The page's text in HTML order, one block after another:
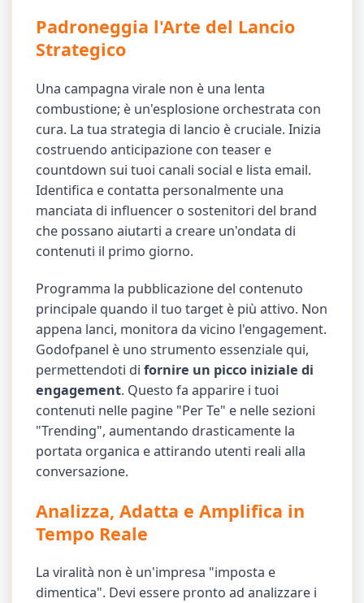
Padroneggia l'Arte del Lancio
Strategico
Una campagna virale non è una lenta
combustione; è un'esplosione orchestrata con
cura. La tua strategia di lancio è cruciale. Inizia
costruendo anticipazione con teaser e
countdown sui tuoi canali social e lista email.
Identifica e contatta personalmente una
manciata di influencer o sostenitori del brand
che possano aiutarti a creare un'ondata di
contenuti il primo giorno.
Programma la pubblicazione del contenuto
principale quando il tuo target è più attivo. Non
appena lanci, monitora da vicino l'engagement.
Godofpanel è uno strumento essenziale qui,
permettendoti difornire un picco iniziale di
engagement. Questo fa apparire i tuoi
contenuti nelle pagine "Per Te" e nelle sezioni
"Trending", aumentando drasticamente la
portata organica e attirando utenti reali alla
conversazione.
Analizza, Adatta e Amplifica in
Tempo Reale
La viralità non è un'impresa "imposta e
dimentica". Devi essere pronto ad analizzare i